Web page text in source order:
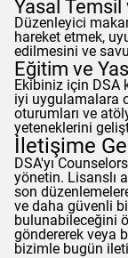
Yasal
Düzenleyici
hareket etmek,
edilmesini ve
Eğitim ve
Ekibiniz için DSA
iyi uygulamalara
oturumları ve
yeteneklerini
İletişime
DSA'yıCounselors
yönetin. Lisanslı
son
ve daha güvenli
bulunabileceğini
göndererek veya
bizimle bugün